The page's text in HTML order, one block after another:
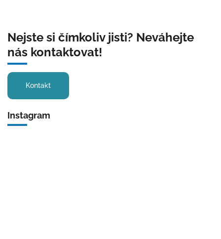
Nejste si čímkoliv jisti? Neváhejte
nás kontaktovat!
Kontakt
Instagram